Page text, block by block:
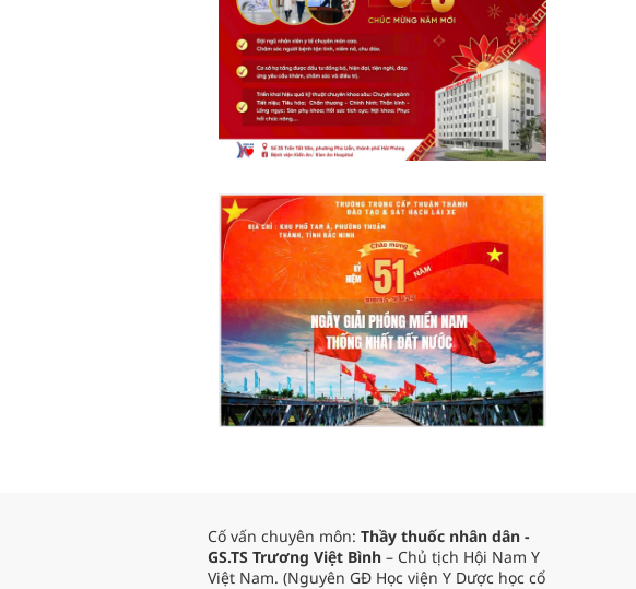
Cố vấn chuyên môn: Thầy thuốc nhân dân -
GS.TS Trương Việt Bình – Chủ tịch Hội Nam Y
Việt Nam. (Nguyên GĐ Học viện Y Dược học cổ